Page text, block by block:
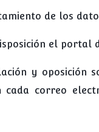
de los
el portal
y oposición
correo